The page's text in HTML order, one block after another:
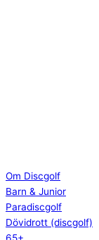
Om Discgolf
Barn & Junior
Paradiscgolf
Dövidrott (discgolf)
65+